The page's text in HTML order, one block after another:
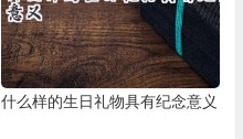
什么样的生日礼物具有纪念意义